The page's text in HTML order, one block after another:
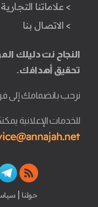
> علاماتنا التجارية
> الاتصال بنا
النجاح نت دليلك
تحقيق أهدافك.
نرحب بانضمامك إلى
للخدمات الإعلانية
حولنا |